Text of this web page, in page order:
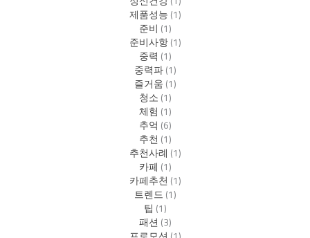
제품성능(1)
준비 (1)
준비사항(1)
중력 (1)
중력파(1)
즐거움(1)
청소(1)
체험 (1)
추억 (6)
추천(1)
추천사례 (1)
카페 (1)
카페추천(1)
트렌드(1)
팁 (1)
패션(3)